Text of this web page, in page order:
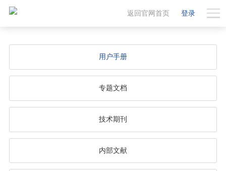
登录
返回官网首页
用户手册
专题文档
技术期刊
内部文献